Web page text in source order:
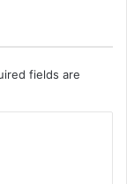
fields are